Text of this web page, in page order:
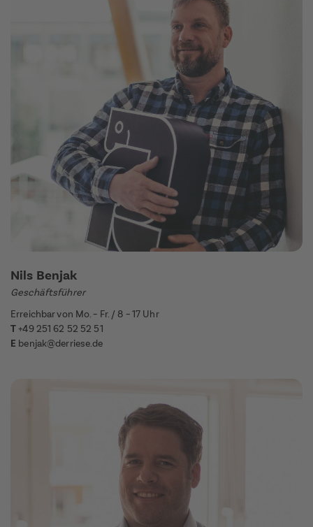
Nils Benjak
Geschäftsführer
Erreichbar von Mo. – Fr. / 8 – 17 Uhr
T+49 251 62 52 52 51
E benjak@derriese.de